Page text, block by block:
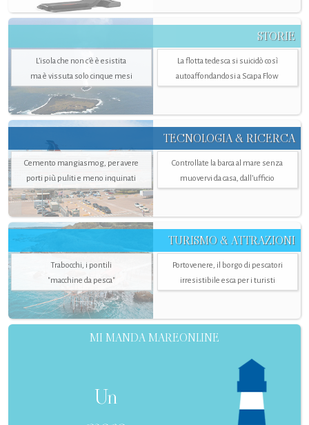
STORIE
L’isola che non c'è è esistita
ma è vissuta solo cinque mesi
La flotta tedesca si suicidò così
autoaffondandosi a Scapa Flow
TECNOLOGIA & RICERCA
Cemento mangiasmog, per avere
porti più puliti e meno inquinati
Controllate la barca al mare senza
muovervi da casa, dall’ufficio
TURISMO & ATTRAZIONI
Trabocchi, i pontili
"macchine da pesca"
Portovenere, il borgo di pescatori
irresistibile esca per i turisti
MI MANDA MAREONLINE
Un